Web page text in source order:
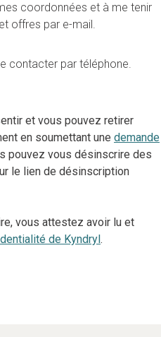
coordonnées et à me tenir
offres par e-mail.
contacter par téléphone.
et vous pouvez retirer
en soumettant une demande
pouvez vous désinscrire des
le lien de désinscription
vous attestez avoir lu et
de Kyndryl.